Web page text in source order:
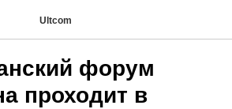
Ultcom
форум
проходит в